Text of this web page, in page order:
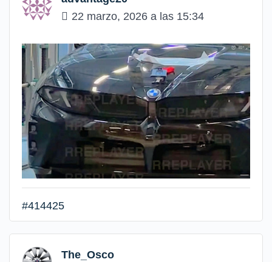
22 marzo, 2026 a las 15:34
#414425
The_Osco